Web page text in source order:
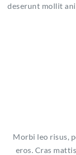
deserunt mollit
Morbi leo risus,
eros. Cras